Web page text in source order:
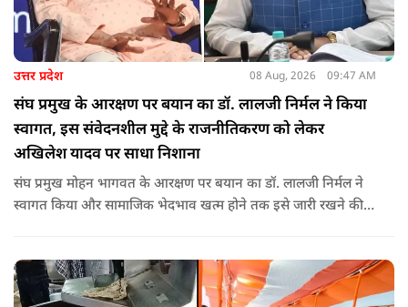
उत्तर प्रदेश 08 Aug, 2026 09:47 AM
संघ प्रमुख के आरक्षण पर बयान का डॉ. लालजी निर्मल ने किया
स्वागत, इस संवेदनशील मुद्दे के राजनीतिकरण को लेकर
अखिलेश यादव पर साधा निशाना
संघ प्रमुख मोहन भागवत के आरक्षण पर बयान का डॉ. लालजी निर्मल ने
स्वागत किया और सामाजिक भेदभाव खत्म होने तक इसे जारी रखने की